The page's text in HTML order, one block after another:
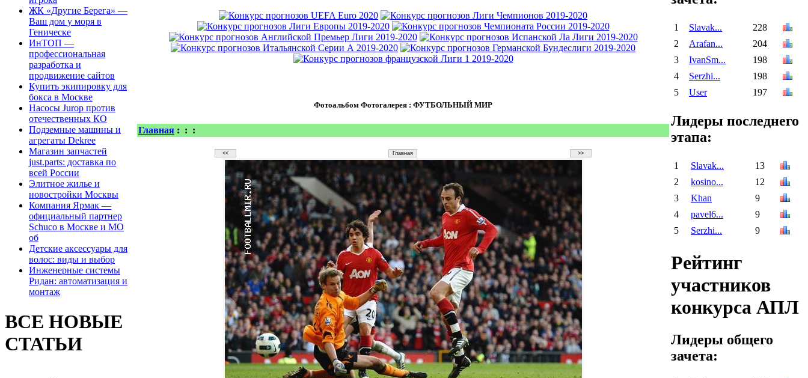
ЖК «Другие Берега» —
Ваш дом у моря в
Геническе
ИнТОП —
профессиональная
разработка и
продвижение сайтов
Купить экипировку для
бокса в Москве
Насосы Jurop против
отечественных КО
Подземные машины и
агрегаты Dekree
Магазин запчастей
just.parts: доставка по
всей России
Элитное жилье и
новостройки Москвы
Компания Ярмак —
официальный партнер
Schuco в Москве и МО
об
Детские аксессуары для
волос: виды и выбор
Инженерные системы
Ридан: автоматизация и
монтаж
ВСЕ НОВЫЕ
СТАТЬИ
Фотоальбом Фотогалерея : ФУТБОЛЬНЫЙ МИР
Главная : : :
1 Slavak...
228
2
Arafan...
204
3
IvanSm...
198
4
Serzhi...
198
5
User 197
Лидеры последнего
этапа:
1 Slavak...
13
2
kosino...
12
3
Khan
9
4
pavel6...
9
5
Serzhi... 9
Рейтинг
участников
конкурса АПЛ
Лидеры общего
зачета: